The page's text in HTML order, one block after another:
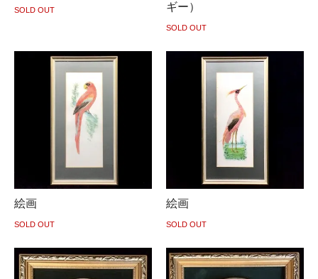
SOLD OUT
ギー）
SOLD OUT
絵画
SOLD OUT
絵画
SOLD OUT